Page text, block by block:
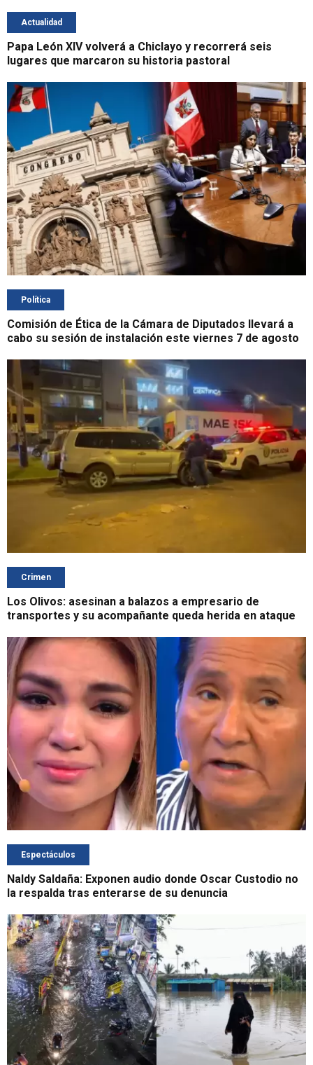
Actualidad
Papa León XIV volverá a Chiclayo y recorrerá seis
lugares que marcaron su historia pastoral
Política
Comisión de Ética de la Cámara de Diputados llevará a
cabo su sesión de instalación este viernes 7 de agosto
Crimen
Los Olivos: asesinan a balazos a empresario de
transportes y su acompañante queda herida en ataque
Espectáculos
Naldy Saldaña: Exponen audio donde Oscar Custodio no
la respalda tras enterarse de su denuncia